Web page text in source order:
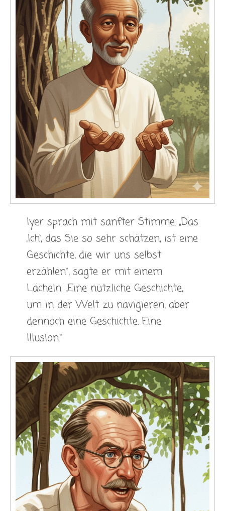
Iyer sprach mit sanfter Stimme. „Das
‚Ich‘, das Sie so sehr schätzen, ist eine
Geschichte, die wir uns selbst
erzählen“, sagte er mit einem
Lächeln. „Eine nützliche Geschichte,
um in der Welt zu navigieren, aber
dennoch eine Geschichte. Eine
Illusion.“